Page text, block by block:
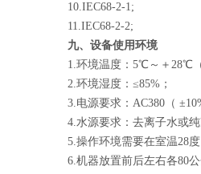
10.IEC68-2-1;
11.IEC68-2-2;
九、设备使用环境
1.环境温度：5℃～＋28℃
2.环境湿度：≤85%；
3.电源要求：AC380（
4.水源要求：去离子水或
5.操作环境需要在室温28
6.机器放置前后左右各80